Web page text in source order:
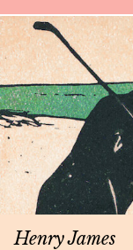
Henry James